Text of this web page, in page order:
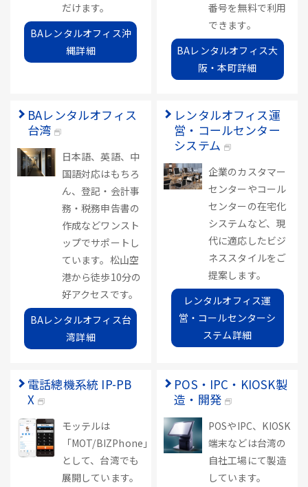
だけます。
BAレンタルオフィス沖
縄詳細
番号を無料で利用
できます。
BAレンタルオフィス大
阪・本町詳細
BAレンタルオフィス
台湾
日本語、英語、中
国語対応はもちろ
ん、登記・会計事
務・税務申告書の
作成などワンスト
ップでサポートし
ています。松山空
港から徒歩10分の
好アクセスです。
BAレンタルオフィス台
湾詳細
レンタルオフィス運
営・コールセンター
システム
企業のカスタマー
センターやコール
センターの在宅化
システムなど、現
代に適応したビジ
ネススタイルをご
提案します。
レンタルオフィス運
営・コールセンターシ
ステム詳細
電話總機系統 IP-PB
X
モッテルは
「MOT/BIZPhone」
として、台湾でも
展開しています。
POS・IPC・KIOSK製
造・開発
POSやIPC、KIOSK
端末などは台湾の
自社工場にて製造
しています。